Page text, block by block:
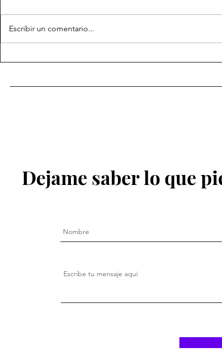
Los enemigos de Dios
Escribir un comentario...
Dejame saber lo que